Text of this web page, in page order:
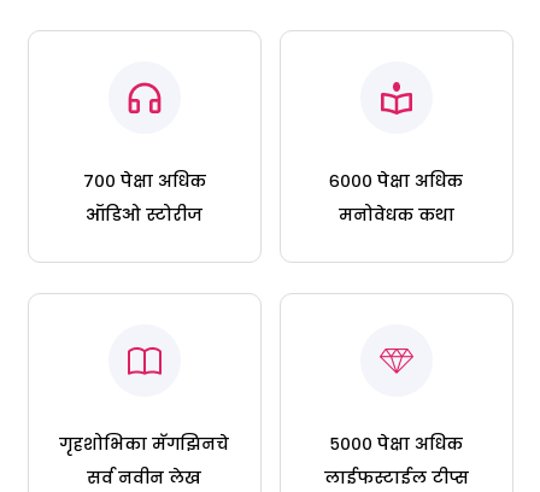
७०० पेक्षा अधिक
ऑडिओ स्टोरीज
६००० पेक्षा अधिक
मनोवेधक कथा
गृहशोभिका मॅगझिनचे
सर्व नवीन लेख
५००० पेक्षा अधिक
लाईफस्टाईल टीप्स